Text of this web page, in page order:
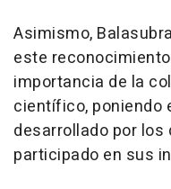
Asimismo,
este
importancia de la
científico, poniendo
desarrollado por los
participado en sus